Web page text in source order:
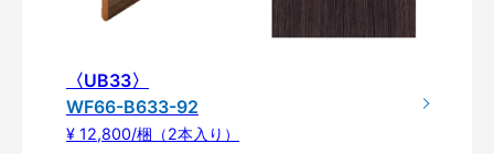
〈UB33〉
WF66-B633-92
¥ 12,800/梱（2本入り）